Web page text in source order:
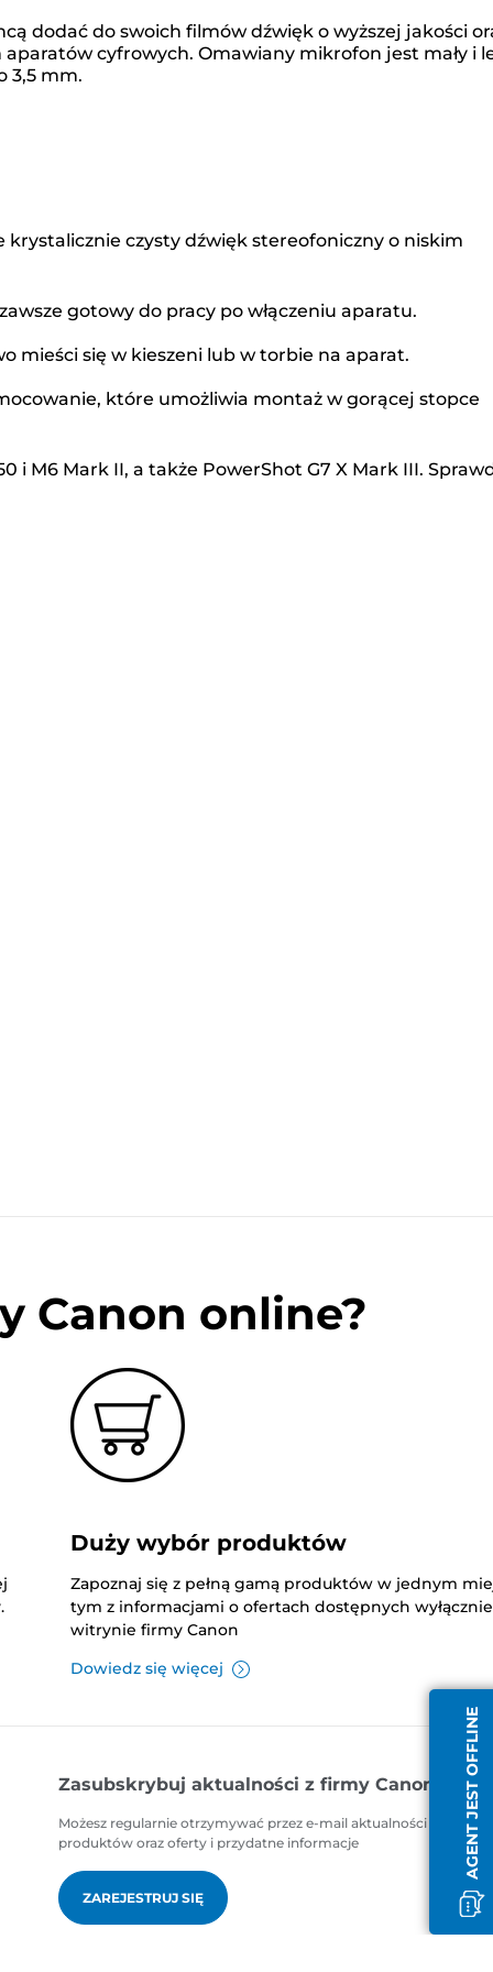
dodać do swoich filmów dźwięk o wyższej jakości
cyfrowych. Omawiany mikrofon jest mały i
3,5 mm.
czysty dźwięk stereofoniczny o niskim
gotowy do pracy po włączeniu aparatu.
mieści się w kieszeni lub w torbie na aparat.
które umożliwia montaż w gorącej stopce
i M6 Mark II, a także PowerShot G7 X Mark III.
AGENT JEST OFFLINE
Canon online?
Duży wybór produktów
Zapoznaj się z pełną gamą produktów w jednym
tym z informacjami o ofertach dostępnych
witrynie firmy Canon
Dowiedz się więcej
Zasubskrybuj aktualności z firmy Canon
Możesz regularnie otrzymywać przez e-mail aktualności
produktów oraz oferty i przydatne informacje
ZAREJESTRUJ SIĘ